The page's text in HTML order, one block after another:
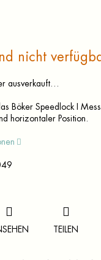
nicht
ausverkauft…
Böker Speedlock I
horizontaler Position.
TEILEN